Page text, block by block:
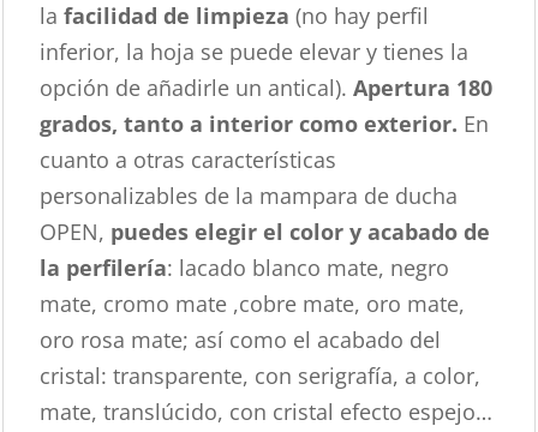
lafacilidad de limpieza (no hay perfil
inferior, la hoja se puede elevar y tienes la
opción de añadirle un antical).Apertura 180
grados, tanto a interior como exterior. En
cuanto a otras características
personalizables de la mampara de ducha
OPEN, puedes elegir el color y acabado de
la perfilería: lacado blanco mate, negro
mate, cromo mate ,cobre mate, oro mate,
oro rosa mate; así como el acabado del
cristal: transparente, con serigrafía, a color,
mate, translúcido, con cristal efecto espejo…